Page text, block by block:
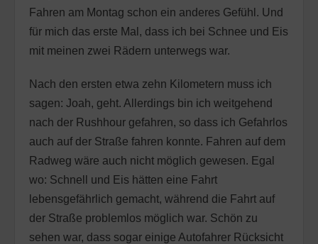
Fahren am Montag schon ein anderes Gefühl. Und
für mich das erste Mal, dass ich bei Schnee und Eis
mit meinen zwei Rädern unterwegs war.
Nach den ersten etwa zehn Kilometern muss ich
sagen: Joah, geht. Allerdings bin ich weitgehend
nach der Rushhour gefahren, so dass ich Gefahrlos
auch auf der Straße fahren konnte. Fahren auf dem
Radweg wäre auch nicht möglich gewesen. Egal
wo: Schnell und Eis hätten eine Fahrt
lebensgefährlich gemacht, während die Fahrt auf
der Straße problemlos möglich war. Schön zu
sehen war, dass sogar einige Autofahrer Rücksicht